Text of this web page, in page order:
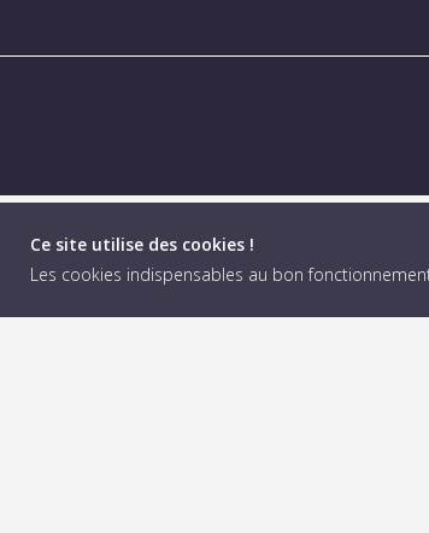
Ce site utilise des cookies !
Les cookies indispensables au bon